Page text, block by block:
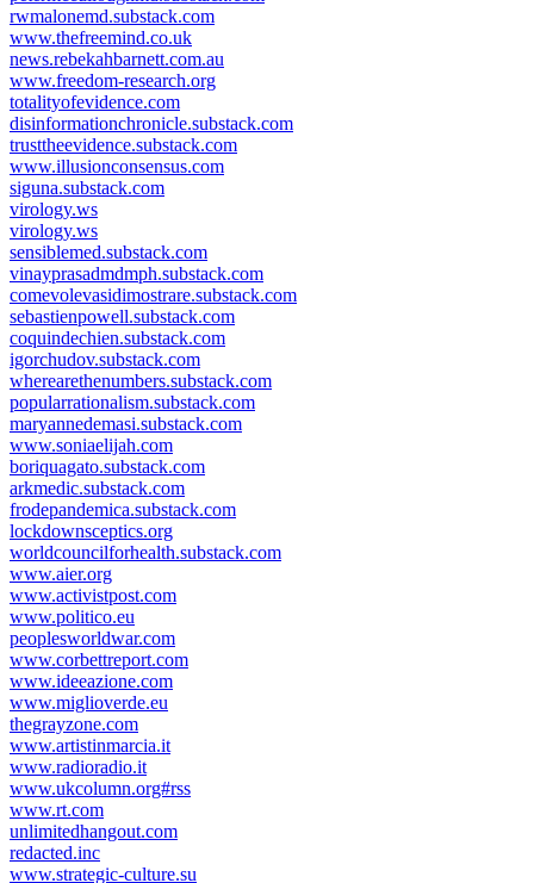
rwmalonemd.substack.com
www.thefreemind.co.uk
news.rebekahbarnett.com.au
www.freedom-research.org
totalityofevidence.com
disinformationchronicle.substack.com
trusttheevidence.substack.com
www.illusionconsensus.com
siguna.substack.com
virology.ws
virology.ws
sensiblemed.substack.com
vinayprasadmdmph.substack.com
comevolevasidimostrare.substack.com
sebastienpowell.substack.com
coquindechien.substack.com
igorchudov.substack.com
wherearethenumbers.substack.com
popularrationalism.substack.com
maryannedemasi.substack.com
www.soniaelijah.com
boriquagato.substack.com
arkmedic.substack.com
frodepandemica.substack.com
lockdownsceptics.org
worldcouncilforhealth.substack.com
www.aier.org
www.activistpost.com
www.politico.eu
peoplesworldwar.com
www.corbettreport.com
www.ideeazione.com
www.miglioverde.eu
thegrayzone.com
www.artistinmarcia.it
www.radioradio.it
www.ukcolumn.org#rss
www.rt.com
unlimitedhangout.com
redacted.inc
www.strategic-culture.su